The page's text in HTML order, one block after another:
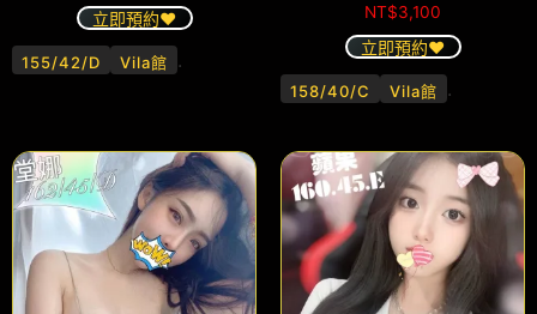
立即預約❤️
155/42/D Vila館 .
NT$3,100
立即預約❤️
158/40/C Vila館 .